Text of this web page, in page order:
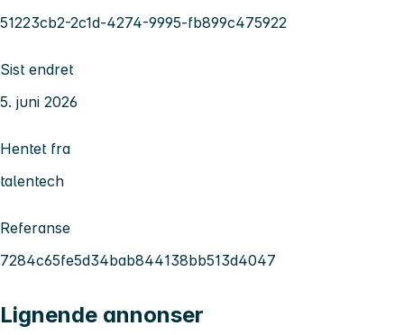
51223cb2-2c1d-4274-9995-fb899c475922
Sist endret
5. juni 2026
Hentet fra
talentech
Referanse
7284c65fe5d34bab844138bb513d4047
Lignende annonser